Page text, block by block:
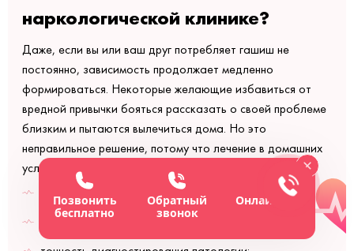
наркологической клинике?
Даже, если вы или ваш друг потребляет гашиш не
постоянно, зависимость продолжает медленно
формироваться. Некоторые желающие избавиться от
вредной привычки бояться рассказать о своей проблеме
близким и пытаются вылечиться дома. Но это
неправильное решение, потому что лечение в домашних
условиях не обеспечит:
изоляцию от привычной обстановки;
постоянное медицинское наблюдение;
Позвонить
бесплатно
Обратный
звонок
Онлайн-чат